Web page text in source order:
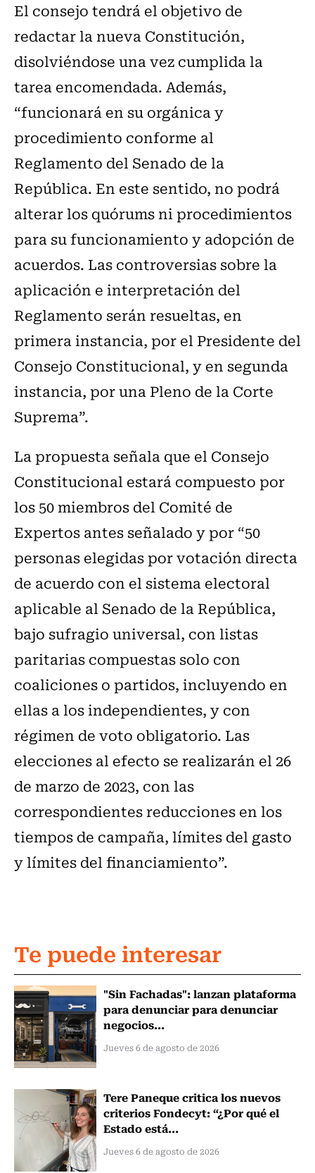
El consejo tendrá el objetivo de
redactar la nueva Constitución,
disolviéndose una vez cumplida la
tarea encomendada. Además,
“funcionará en su orgánica y
procedimiento conforme al
Reglamento del Senado de la
República. En este sentido, no podrá
alterar los quórums ni procedimientos
para su funcionamiento y adopción de
acuerdos. Las controversias sobre la
aplicación e interpretación del
Reglamento serán resueltas, en
primera instancia, por el Presidente del
Consejo Constitucional, y en segunda
instancia, por una Pleno de la Corte
Suprema”.
La propuesta señala que el Consejo
Constitucional estará compuesto por
los 50 miembros del Comité de
Expertos antes señalado y por “50
personas elegidas por votación directa
de acuerdo con el sistema electoral
aplicable al Senado de la República,
bajo sufragio universal, con listas
paritarias compuestas solo con
coaliciones o partidos, incluyendo en
ellas a los independientes, y con
régimen de voto obligatorio. Las
elecciones al efecto se realizarán el 26
de marzo de 2023, con las
correspondientes reducciones en los
tiempos de campaña, límites del gasto
y límites del financiamiento”.
Te puede interesar
"Sin Fachadas": lanzan plataforma
para denunciar para denunciar
negocios...
Jueves 6 de agosto de 2026
Tere Paneque critica los nuevos
criterios Fondecyt: “¿Por qué el
Estado está...
Jueves 6 de agosto de 2026